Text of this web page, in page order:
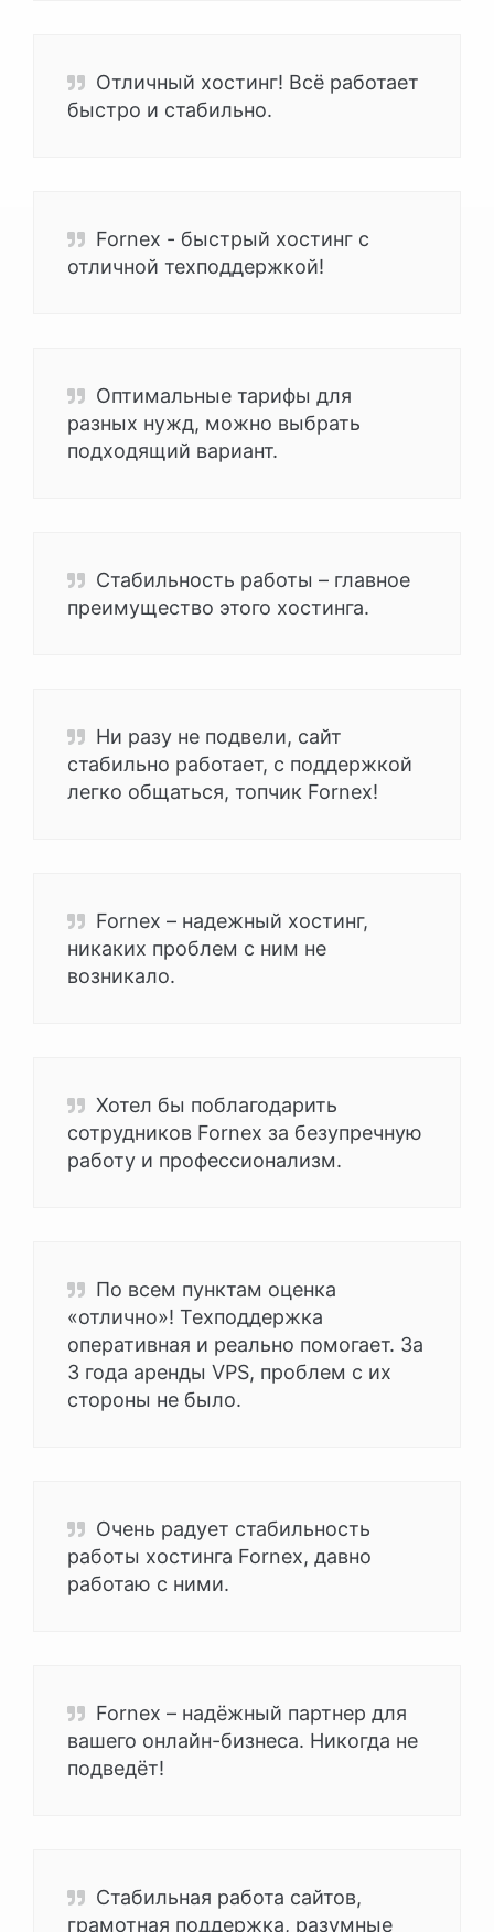
Отличный хостинг! Всё работает
быстро и стабильно.
Fornex - быстрый хостинг с
отличной техподдержкой!
Оптимальные тарифы для
разных нужд, можно выбрать
подходящий вариант.
Стабильность работы – главное
преимущество этого хостинга.
Ни разу не подвели, сайт
стабильно работает, с поддержкой
легко общаться, топчик Fornex!
Fornex – надежный хостинг,
никаких проблем с ним не
возникало.
Хотел бы поблагодарить
сотрудников Fornex за безупречную
работу и профессионализм.
По всем пунктам оценка
«отлично»! Техподдержка
оперативная и реально помогает. За
3 года аренды VPS, проблем с их
стороны не было.
Очень радует стабильность
работы хостинга Fornex, давно
работаю с ними.
Fornex – надёжный партнер для
вашего онлайн-бизнеса. Никогда не
подведёт!
Стабильная работа сайтов,
грамотная поддержка, разумные